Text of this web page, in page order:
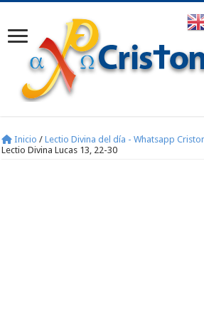
Inicio / Lectio Divina del día - Whatsapp
Lectio Divina Lucas 13, 22-30